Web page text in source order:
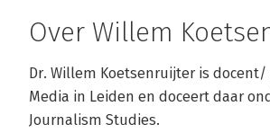
Over Willem
Dr. Willem Koetsenruijter is
Media in Leiden en doceert daar
Journalism Studies.